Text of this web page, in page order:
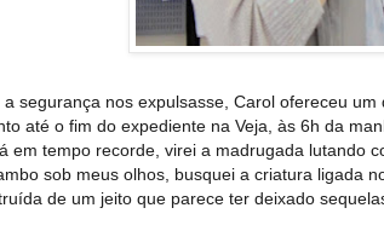
a segurança nos expulsasse, Carol ofereceu
até o fim do expediente na Veja, às 6h da
em tempo recorde, virei a madrugada lutando
sob meus olhos, busquei a criatura ligada
de um jeito que parece ter deixado